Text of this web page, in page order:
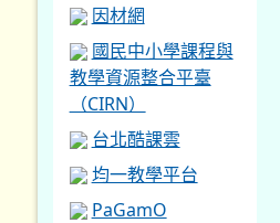
因材網
國民中小學課程與
教學資源整合平臺
（CIRN）
台北酷課雲
均一教學平台
PaGamO